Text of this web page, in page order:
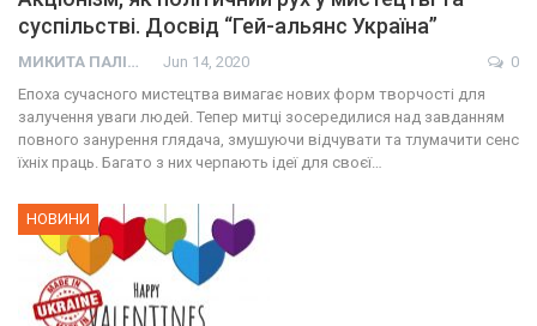
суспільстві. Досвід “Гей-альянс Україна”
МИКИТА ПАЛІЙ Jun 14, 2020
0
Епоха сучасного мистецтва вимагає нових форм творчості для
залучення уваги людей. Тепер митці зосередилися над завданням
повного занурення глядача, змушуючи відчувати та тлумачити сенс
їхніх праць. Багато з них черпають ідеї для своєї…
НОВИНИ